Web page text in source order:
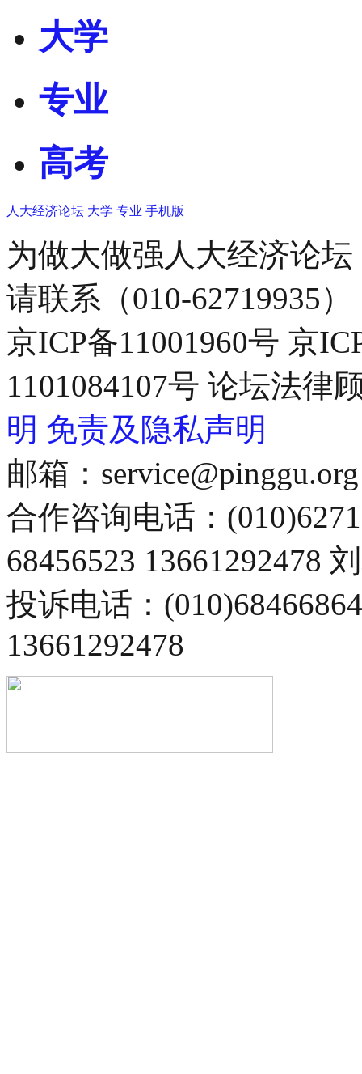
大学
专业
高考
人大经济论坛 大学 专业 手机版
为做大做强人大经济论
请联系（010-62719935）
京ICP备11001960号 京
1101084107号 论坛法律
明 免责及隐私声明
邮箱：service@pinggu.org
合作咨询电话：
68456523 13661292478
投诉电话：
13661292478